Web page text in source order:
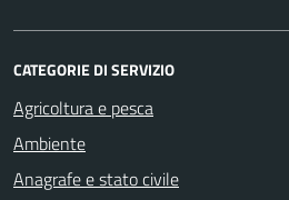
CATEGORIE DI SERVIZIO
Agricoltura e pesca
Ambiente
Anagrafe e stato civile